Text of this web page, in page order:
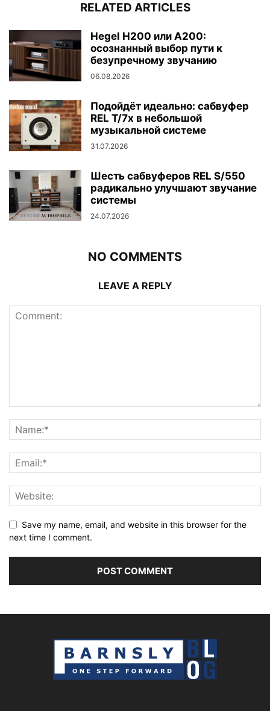
RELATED ARTICLES
Hegel H200 или A200:
осознанный выбор пути к
безупречному звучанию
06.08.2026
Подойдёт идеально: сабвуфер
REL T/7x в небольшой
музыкальной системе
31.07.2026
Шесть сабвуферов REL S/550
радикально улучшают звучание
системы
24.07.2026
NO COMMENTS
LEAVE A REPLY
Save my name, email, and website in this browser for the
next time I comment.